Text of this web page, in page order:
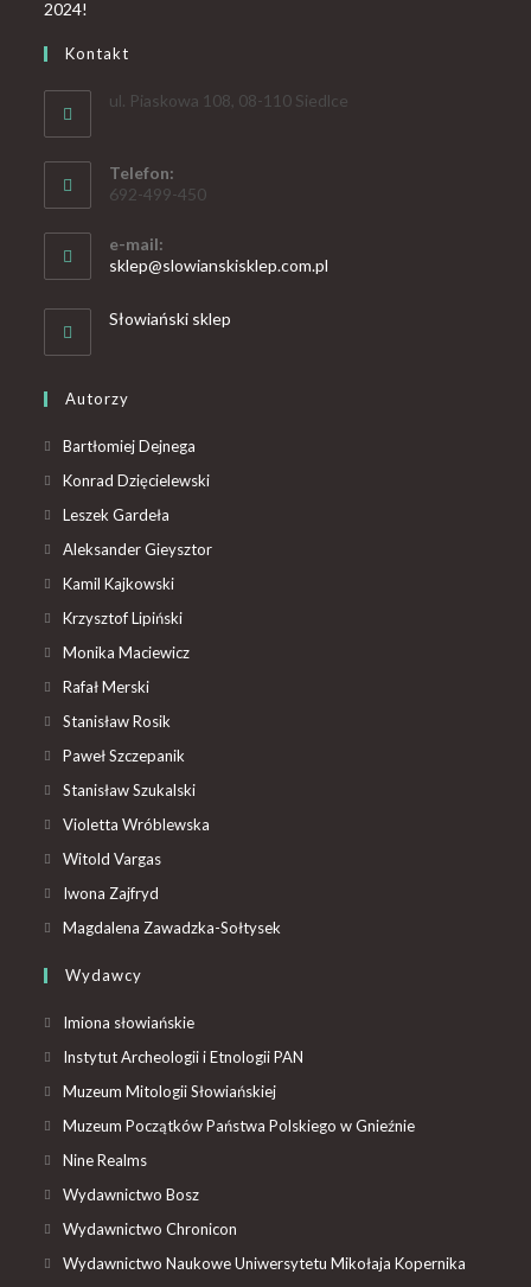
Kontakt
ul. Piaskowa 108, 08-110 Siedlce
Telefon:
692-499-450
e-mail:
sklep@slowianskisklep.com.pl
Słowiański sklep
Autorzy
Bartłomiej Dejnega
Konrad Dzięcielewski
Leszek Gardeła
Aleksander Gieysztor
Kamil Kajkowski
Krzysztof Lipiński
Monika Maciewicz
Rafał Merski
Stanisław Rosik
Paweł Szczepanik
Stanisław Szukalski
Violetta Wróblewska
Witold Vargas
Iwona Zajfryd
Magdalena Zawadzka-Sołtysek
Wydawcy
Imiona słowiańskie
Instytut Archeologii i Etnologii PAN
Muzeum Mitologii Słowiańskiej
Muzeum Początków Państwa Polskiego w Gnieźnie
Nine Realms
Wydawnictwo Bosz
Wydawnictwo Chronicon
Wydawnictwo Naukowe Uniwersytetu Mikołaja Kopernika